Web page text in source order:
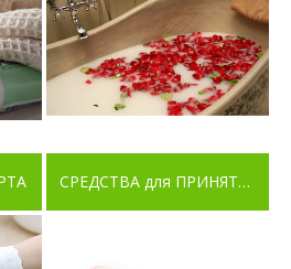
СРЕДСТВА для ПРИНЯТИЯ ВАНН